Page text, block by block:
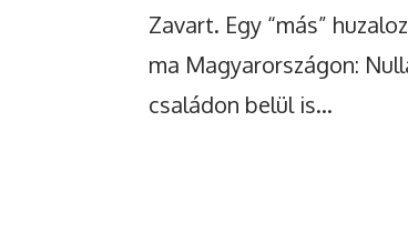
Zavart. Egy “más”
ma Magyarországon:
családon belül is...